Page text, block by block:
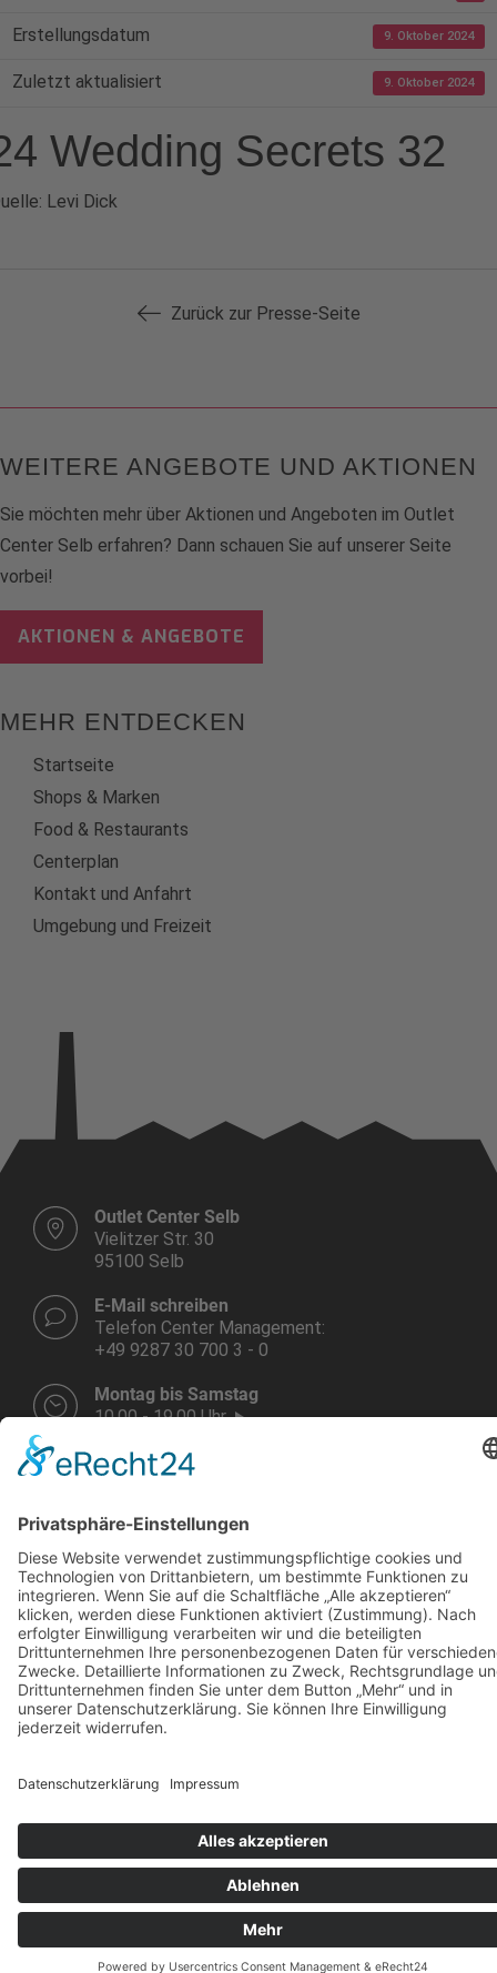
Erstellungsdatum 9. Oktober 2024
Zuletzt aktualisiert 9. Oktober 2024
Wedding Secrets 32
Levi Dick
Zurück zur Presse-Seite
WEITERE ANGEBOTE UND AKTIONEN
Sie möchten mehr über Aktionen und Angeboten im Outlet
Center Selb erfahren? Dann schauen Sie auf unserer Seite
vorbei!
AKTIONEN & ANGEBOTE
MEHR ENTDECKEN
Startseite
Shops & Marken
Food & Restaurants
Centerplan
Kontakt und Anfahrt
Umgebung und Freizeit
Outlet Center Selb
Vielitzer Str. 30
95100 Selb
E-Mail schreiben
Telefon Center Management:
+49 9287 30 700 3 - 0
Montag bis Samstag
10.00 - 19.00 Uhr
KARRIERE
KONTAKT & ANFAHRT
COOKIE-EINSTELLUNGEN
DATENSCHUTZ